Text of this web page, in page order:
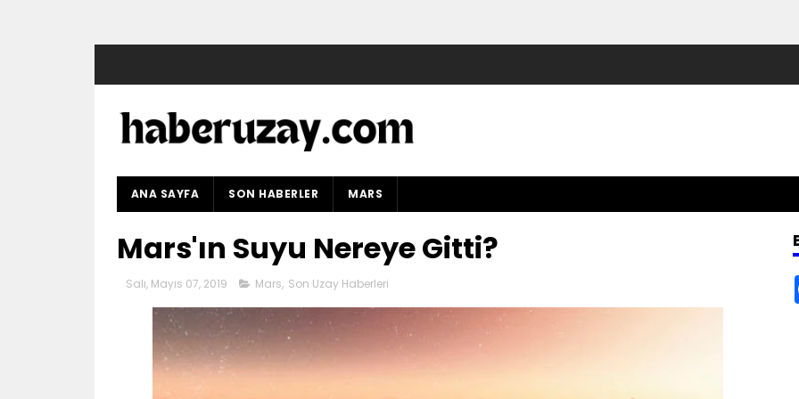
ANA SAYFA SON HABERLER MARS
Mars'ın Suyu Nereye Gitti?
Salı, Mayıs 07, 2019 Mars, Son Uzay Haberleri